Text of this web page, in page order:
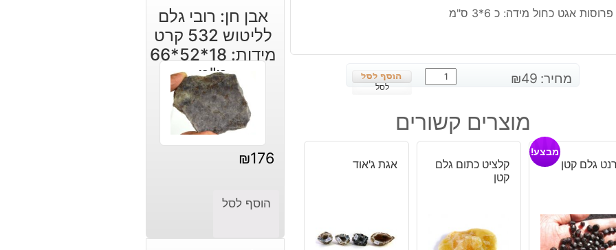
מחיר: ₪49
כמות
של
פרוסות
אגט
מידה:
לסל
מוצרים קשורים
גלם קטן
מבצע!
קלציט כתום גלם
קטן
אגת ג'אוד
אבן חן: רובי גלם
לליטוש 532 קרט
מידות: 18*52*66
מ"מ
₪176
הוסף לסל